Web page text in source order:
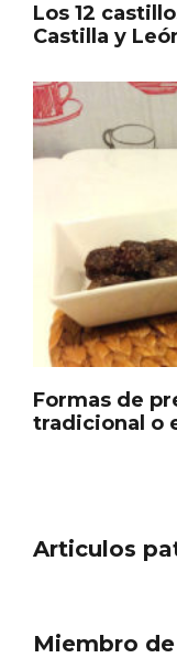
Los 12
Castilla y
Formas de
tradicional o
Articulos
Miembro de
IGP Morcilla
Salón
Disfrutar de